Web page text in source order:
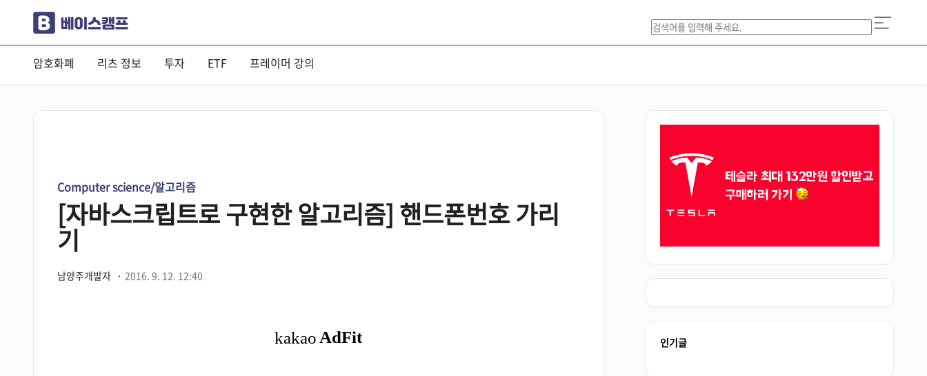
암호화폐 리츠 정보 투자 ETF 프레이머 강의
Computer science/알고리즘
[자바스크립트로 구현한 알고리즘] 핸드폰번호 가리
기
남양주개발자 · 2016. 9. 12. 12:40
인기글